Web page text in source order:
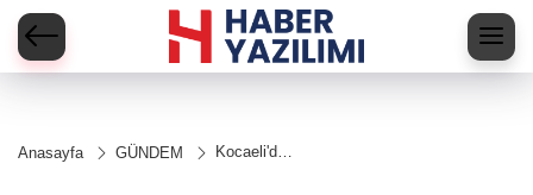
Anasayfa GÜNDEM
Kocaeli'de